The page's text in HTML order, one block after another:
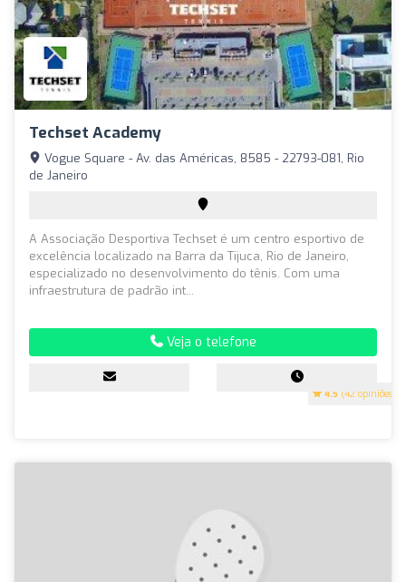
Techset Academy
4.5 (42 opiniões)
Vogue Square - Av. das Américas, 8585 - 22793-081, Rio
de Janeiro
A Associação Desportiva Techset é um centro esportivo de
excelência localizado na Barra da Tijuca, Rio de Janeiro,
especializado no desenvolvimento do tênis. Com uma
infraestrutura de padrão int...
Veja o telefone